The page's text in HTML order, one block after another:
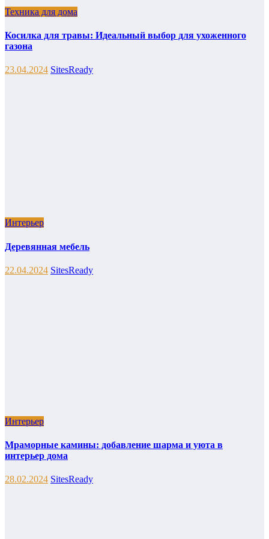
Техника для дома
Косилка для травы: Идеальный выбор для ухоженного
газона
23.04.2024 SitesReady
Интерьер
Деревянная мебель
22.04.2024 SitesReady
Интерьер
Мраморные камины: добавление шарма и уюта в
интерьер дома
28.02.2024 SitesReady